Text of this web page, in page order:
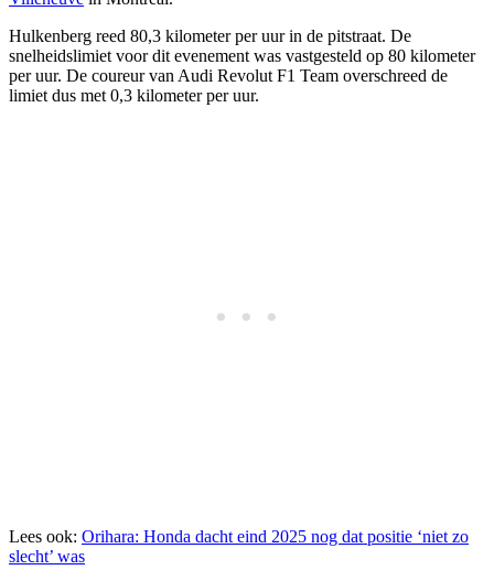
Hulkenberg reed 80,3 kilometer per uur in de pitstraat. De
snelheidslimiet voor dit evenement was vastgesteld op 80 kilometer
per uur. De coureur van Audi Revolut F1 Team overschreed de
limiet dus met 0,3 kilometer per uur.
Lees ook: Orihara: Honda dacht eind 2025 nog dat positie ‘niet zo
slecht’ was